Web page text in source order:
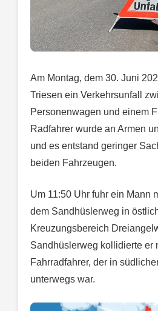
Am Montag, dem 30. Juni
Triesen ein Verkehrsunfall
Personenwagen und einem
Radfahrer wurde an Armen
und es entstand geringer
beiden Fahrzeugen.
Um 11:50 Uhr fuhr ein Mann
dem Sandhüslerweg in
Kreuzungsbereich
Sandhüslerweg kollidierte er
Fahrradfahrer, der in
unterwegs war.